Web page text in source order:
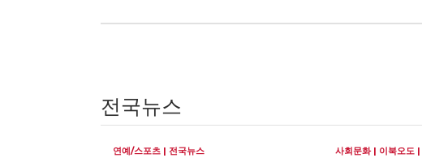
전국뉴스
연예/스포츠 전국뉴스 사회문화 이북오도